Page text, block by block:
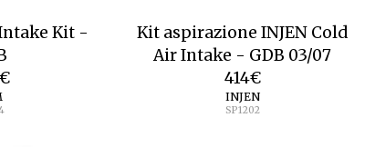
Kit -
€
Kit aspirazione INJEN Cold
Air Intake - GDB 03/07
414€
INJEN
SP1202